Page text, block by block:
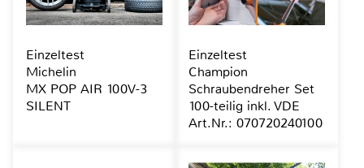
Einzeltest
Michelin
MX POP AIR 100V-3
SILENT
Einzeltest
Champion
Schraubendreher Set
100-teilig inkl. VDE
Art.Nr.: 070720240100